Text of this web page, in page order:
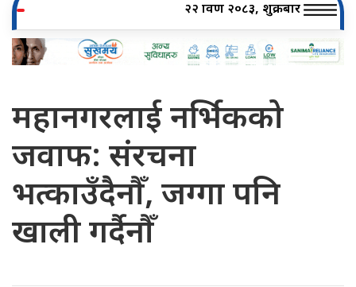
२२ श्रावण २०८३, शुक्रबार
महानगरलाई नर्भिकको
जवाफ: संरचना
भत्काउँदैनौँ, जग्गा पनि
खाली गर्दैनौँ